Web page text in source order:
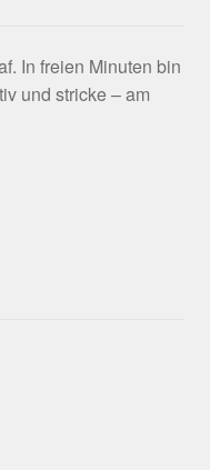
In freien Minuten bin
und stricke – am